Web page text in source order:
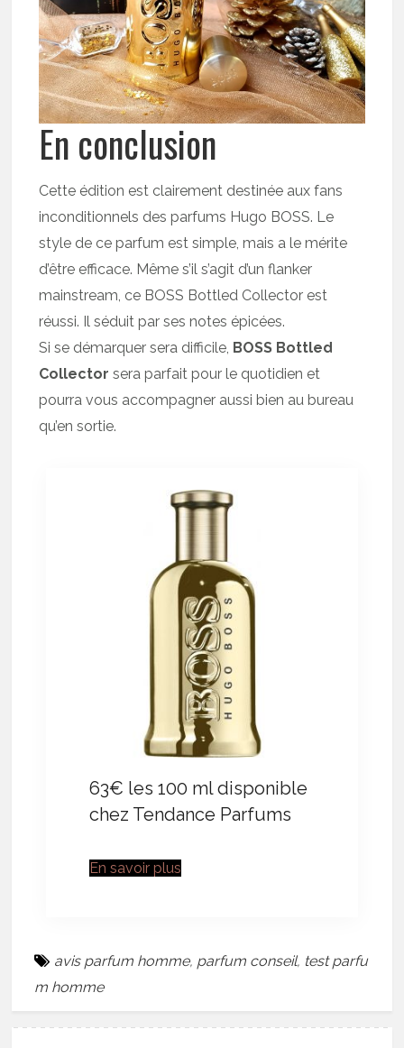
En conclusion
Cette édition est clairement destinée aux fans
inconditionnels des parfums Hugo BOSS. Le
style de ce parfum est simple, mais a le mérite
d’être efficace. Même s’il s’agit d’un flanker
mainstream, ce BOSS Bottled Collector est
réussi. Il séduit par ses notes épicées.
Si se démarquer sera difficile, BOSS Bottled
Collector sera parfait pour le quotidien et
pourra vous accompagner aussi bien au bureau
qu’en sortie.
63€ les 100 ml disponible
chez Tendance Parfums
En savoir plus
avis parfum homme, parfum conseil, test parfu
m homme